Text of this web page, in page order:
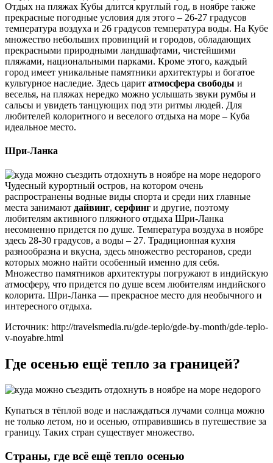
Отдых на пляжах Кубы длится круглый год, в ноябре также
прекрасные погодные условия для этого – 26-27 градусов
температура воздуха и 26 градусов температура воды. На Кубе
множество небольших провинций и городов, обладающих
прекрасными природными ландшафтами, чистейшими
пляжами, национальными парками. Кроме этого, каждый
город имеет уникальные памятники архитектуры и богатое
культурное наследие. Здесь царит атмосфера свободы и
веселья, на пляжах нередко можно услышать звуки румбы и
сальсы и увидеть танцующих под эти ритмы людей. Для
любителей колоритного и веселого отдыха на море – Куба
идеальное место.
Шри-Ланка
Чудесный курортный остров, на котором очень
распространены водные виды спорта и среди них главные
места занимают дайвинг, серфинг и другие, поэтому
любителям активного пляжного отдыха Шри-Ланка
несомненно придется по душе. Температура воздуха в ноябре
здесь 28-30 градусов, а воды – 27. Традиционная кухня
разнообразна и вкусна, здесь множество ресторанов, среди
которых можно найти особенный именно для себя.
Множество памятников архитектуры погружают в индийскую
атмосферу, что придется по душе всем любителям индийского
колорита. Шри-Ланка — прекрасное место для необычного и
интересного отдыха.
Источник: http://travelsmedia.ru/gde-teplo/gde-by-month/gde-teplo-
v-noyabre.html
Где осенью ещё тепло за границей?
Купаться в тёплой воде и наслаждаться лучами солнца можно
не только летом, но и осенью, отправившись в путешествие за
границу. Таких стран существует множество.
Страны, где всё ещё тепло осенью